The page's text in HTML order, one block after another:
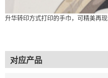
升华转印方式打印的手巾，可精美再现
对应产品